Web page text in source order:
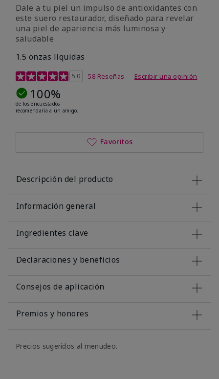
Dale a tu piel un impulso de antioxidantes con
este suero restaurador, diseñado para revelar
una piel de apariencia más luminosa y
saludable
1.5 onzas líquidas
Calificación de clientes de 3,6 de 5
5.0 58 Reseñas Escribir una opinión
100%
de los encuestados
recomendaría a un amigo.
Favoritos
Descripción del producto
Información general
Ingredientes clave
Declaraciones y beneficios
Consejos de aplicación
Premios y honores
Precios sugeridos al menudeo.